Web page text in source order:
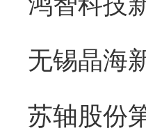
无锡晶海